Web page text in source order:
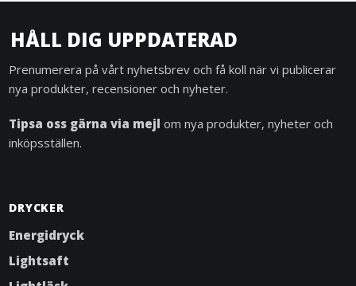
HÅLL DIG UPPDATERAD
Prenumerera på vårt nyhetsbrev och få koll när vi publicerar
nya produkter, recensioner och nyheter.
Tipsa oss gärna via mejl om nya produkter, nyheter och
inköpsställen.
DRYCKER
Energidryck
Lightsaft